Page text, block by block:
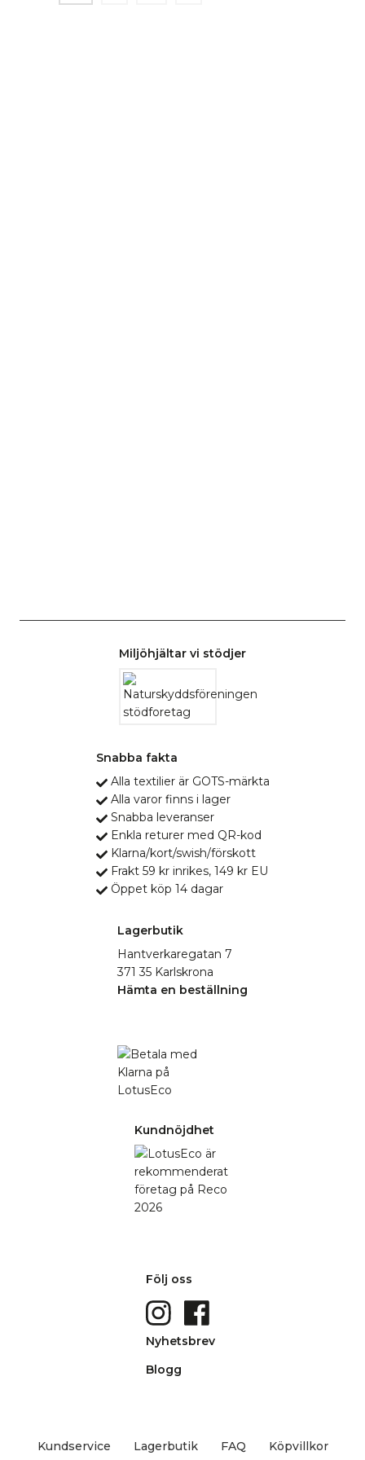
Miljöhjältar vi stödjer
Snabba fakta
Alla textilier är GOTS-märkta
Alla varor finns i lager
Snabba leveranser
Enkla returer med QR-kod
Klarna/kort/swish/förskott
Frakt 59 kr inrikes, 149 kr EU
Öppet köp 14 dagar
Lagerbutik
Hantverkaregatan 7
371 35 Karlskrona
Hämta en beställning
Kundnöjdhet
Följ oss
Nyhetsbrev
Blogg
Kundservice Lagerbutik FAQ Köpvillkor